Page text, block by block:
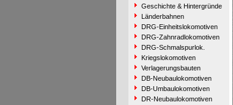
Geschichte & Hintergründe
Länderbahnen
DRG-Einheitslokomotiven
DRG-Zahnradlokomotiven
DRG-Schmalspurlok.
Kriegslokomotiven
Verlagerungsbauten
DB-Neubaulokomotiven
DB-Umbaulokomotiven
DR-Neubaulokomotiven